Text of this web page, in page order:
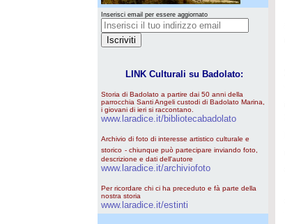
Inserisci email per essere aggiornato
LINK Culturali su Badolato:
Storia di Badolato a partire dai 50 anni della
parrocchia Santi Angeli custodi di Badolato Marina,
i giovani di ieri si raccontano.
www.laradice.it/bibliotecabadolato
Archivio di foto di interesse artistico culturale e
storico - chiunque può partecipare inviando foto,
descrizione e dati dell'autore
www.laradice.it/archiviofoto
Per ricordare chi ci ha preceduto e fà parte della
nostra storia
www.laradice.it/estinti